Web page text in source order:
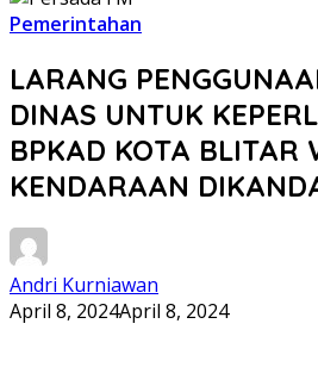
Pemerintahan
LARANG
DINAS UNTUK
BPKAD KOTA BLITAR
KENDARAAN
Andri Kurniawan
April 8, 2024April 8, 2024